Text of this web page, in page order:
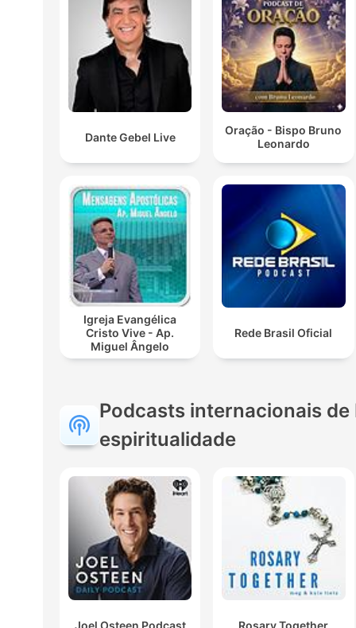
Dante Gebel Live
Oração - Bispo Bruno
Leonardo
Igreja Evangélica
Cristo Vive - Ap.
Miguel Ângelo
Rede Brasil Oficial
Podcasts internacionais de
espiritualidade
Joel Osteen Podcast Rosary Together